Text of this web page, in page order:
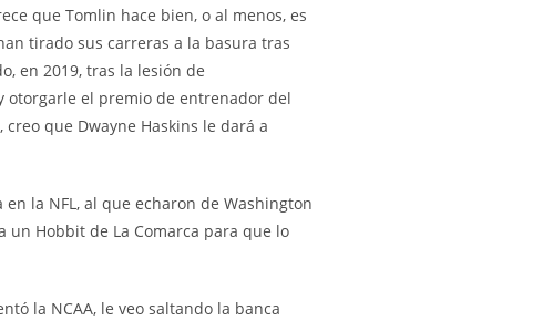
que Tomlin hace bien, o al menos, es
tirado sus carreras a la basura tras
en 2019, tras la lesión de
otorgarle el premio de entrenador del
que Dwayne Haskins le dará a
la NFL, al que echaron de Washington
un Hobbit de La Comarca para que lo
la NCAA, le veo saltando la banca